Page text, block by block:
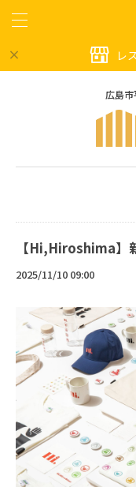
レ
広島
【Hi,Hiroshima】
2025/11/10 09:00